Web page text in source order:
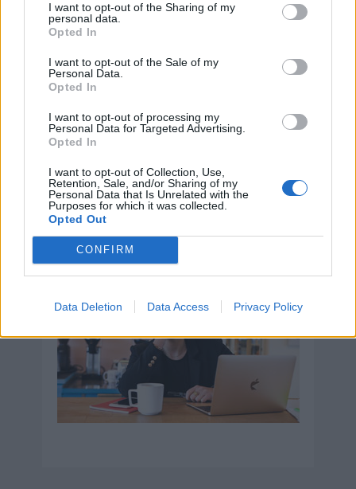
I want to opt-out of the Sharing of my
personal data.
Opted In
I want to opt-out of the Sale of my
Personal Data.
Opted In
I want to opt-out of processing my
Personal Data for Targeted Advertising.
Opted In
I want to opt-out of Collection, Use,
Retention, Sale, and/or Sharing of my
Personal Data that Is Unrelated with the
Purposes for which it was collected.
Opted Out
CONFIRM
Data Deletion Data Access Privacy Policy
Día de la Encefalomielitis Miálgica
Severa o Síndrome de Fatiga
Crónica
8 de agosto de 2026